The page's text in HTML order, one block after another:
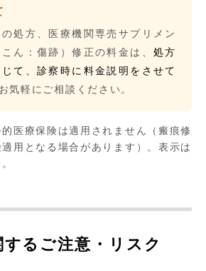
処方、医療機関専売サプリメン
ん：傷跡）修正の料金は、 処方
て、診察時に料金説明をさせて
気軽にご相談ください。
医療保険は適用されません（瘢痕修
用となる場合があります）。表示は
するご注意・リスク